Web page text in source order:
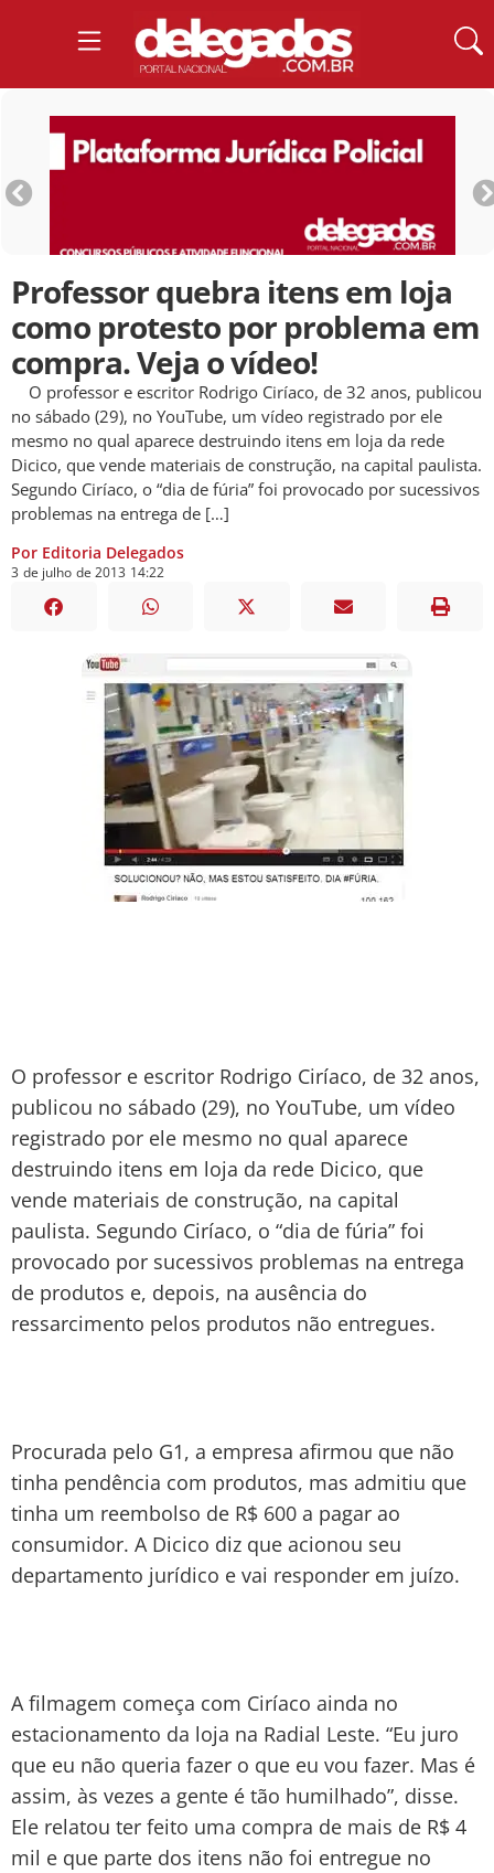
Professor quebra itens em loja
como protesto por problema em
compra. Veja o vídeo!
O professor e escritor Rodrigo Ciríaco, de 32 anos, publicou
no sábado (29), no YouTube, um vídeo registrado por ele
mesmo no qual aparece destruindo itens em loja da rede
Dicico, que vende materiais de construção, na capital paulista.
Segundo Ciríaco, o “dia de fúria” foi provocado por sucessivos
problemas na entrega de […]
Por Editoria Delegados
3 de julho de 2013 14:22
O professor e escritor Rodrigo Ciríaco, de 32 anos,
publicou no sábado (29), no YouTube, um vídeo
registrado por ele mesmo no qual aparece
destruindo itens em loja da rede Dicico, que
vende materiais de construção, na capital
paulista. Segundo Ciríaco, o “dia de fúria” foi
provocado por sucessivos problemas na entrega
de produtos e, depois, na ausência do
ressarcimento pelos produtos não entregues.
Procurada pelo G1, a empresa afirmou que não
tinha pendência com produtos, mas admitiu que
tinha um reembolso de R$ 600 a pagar ao
consumidor. A Dicico diz que acionou seu
departamento jurídico e vai responder em juízo.
A filmagem começa com Ciríaco ainda no
estacionamento da loja na Radial Leste. “Eu juro
que eu não queria fazer o que eu vou fazer. Mas é
assim, às vezes a gente é tão humilhado”, disse.
Ele relatou ter feito uma compra de mais de R$ 4
mil e que parte dos itens não foi entregue no